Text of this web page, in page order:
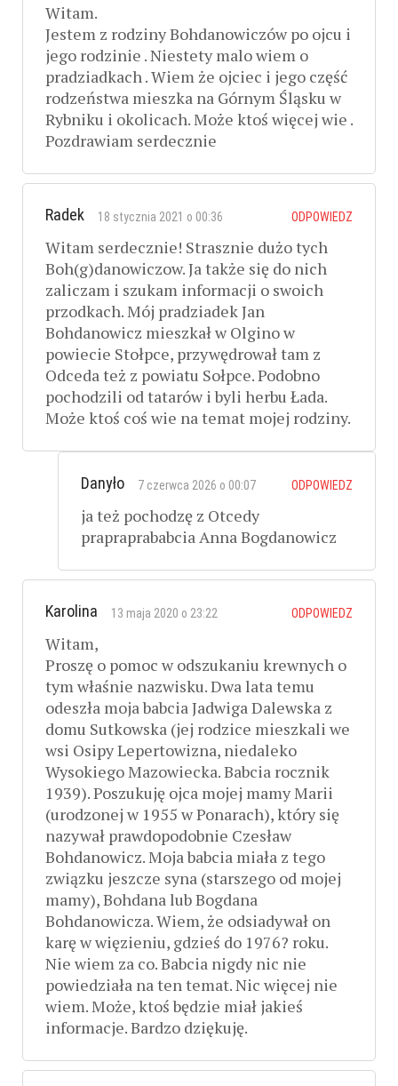
Witam.
Jestem z rodziny Bohdanowiczów po ojcu i
jego rodzinie . Niestety malo wiem o
pradziadkach . Wiem że ojciec i jego część
rodzeństwa mieszka na Górnym Śląsku w
Rybniku i okolicach. Może ktoś więcej wie .
Pozdrawiam serdecznie
Radek 18 stycznia 2021 o 00:36 ODPOWIEDZ
Witam serdecznie! Strasznie dużo tych
Boh(g)danowiczow. Ja także się do nich
zaliczam i szukam informacji o swoich
przodkach. Mój pradziadek Jan
Bohdanowicz mieszkał w Olgino w
powiecie Stołpce, przywędrował tam z
Odceda też z powiatu Sołpce. Podobno
pochodzili od tatarów i byli herbu Łada.
Może ktoś coś wie na temat mojej rodziny.
Danyło 7 czerwca 2026 o 00:07 ODPOWIEDZ
ja też pochodzę z Otcedy
prapraprababcia Anna Bogdanowicz
Karolina 13 maja 2020 o 23:22 ODPOWIEDZ
Witam,
Proszę o pomoc w odszukaniu krewnych o
tym właśnie nazwisku. Dwa lata temu
odeszła moja babcia Jadwiga Dalewska z
domu Sutkowska (jej rodzice mieszkali we
wsi Osipy Lepertowizna, niedaleko
Wysokiego Mazowiecka. Babcia rocznik
1939). Poszukuję ojca mojej mamy Marii
(urodzonej w 1955 w Ponarach), który się
nazywał prawdopodobnie Czesław
Bohdanowicz. Moja babcia miała z tego
związku jeszcze syna (starszego od mojej
mamy), Bohdana lub Bogdana
Bohdanowicza. Wiem, że odsiadywał on
karę w więzieniu, gdzieś do 1976? roku.
Nie wiem za co. Babcia nigdy nic nie
powiedziała na ten temat. Nic więcej nie
wiem. Może, ktoś będzie miał jakieś
informacje. Bardzo dziękuję.